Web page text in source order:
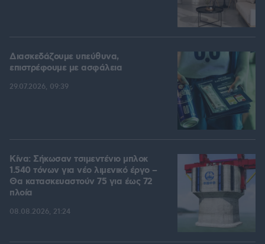
Διασκεδάζουμε υπεύθυνα,
επιστρέφουμε με ασφάλεια
29.07.2026, 09:39
Κίνα: Σήκωσαν τσιμεντένιο μπλοκ
1.540 τόνων για νέο λιμενικό έργο –
Θα κατασκευαστούν 75 για έως 72
πλοία
08.08.2026, 21:24